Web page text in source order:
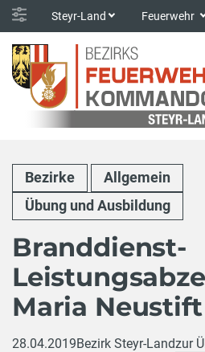
Steyr-Land Feuerwehr
Bezirke
Allgemein
Übung und Ausbildung
Branddienst-
Maria Neustift
28.04.2019Bezirk Steyr-Landzur